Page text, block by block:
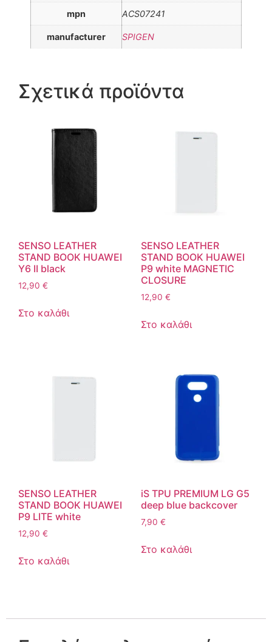
mpn ACS07241
manufacturer SPIGEN
Σχετικά προϊόντα
SENSO LEATHER
STAND BOOK HUAWEI
Y6 II black
12,90 €
Στο καλάθι
SENSO LEATHER
STAND BOOK HUAWEI
P9 white MAGNETIC
CLOSURE
12,90 €
Στο καλάθι
SENSO LEATHER
STAND BOOK HUAWEI
P9 LITE white
12,90 €
Στο καλάθι
iS TPU PREMIUM LG G5
deep blue backcover
7,90 €
Στο καλάθι